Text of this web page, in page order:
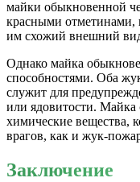
майки обыкновенной
красными
им схожий внешний
Однако майка
способностями. Оба
служит для
или ядовитости. Майка
химические вещества,
врагов, как и жук-
Заключение